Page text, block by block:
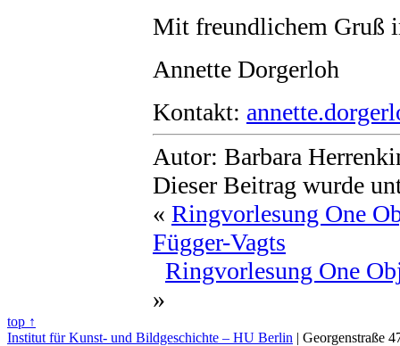
Mit freundlichem Gruß
Annette Dorgerloh
Kontakt:
Autor: Barbara
Dieser Beitrag wurde
« Ringvorlesung One
Függer-Vagts
Ringvorlesung One
»
top ↑
Institut für Kunst- und Bildgeschichte – HU Berlin | Georgenstraße